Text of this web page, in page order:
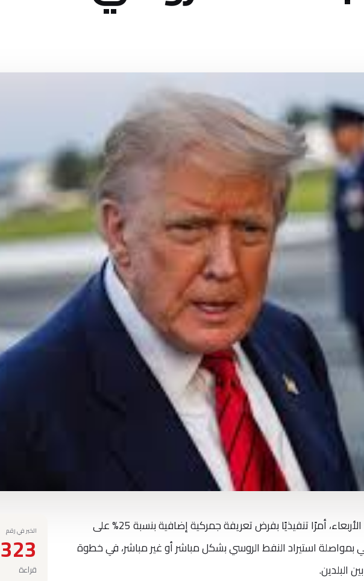
أصدر الرئيس الأمريكي دونالد ترامب، اليوم الأربعاء، أمرًا تنفيذيًا بفرض تعريفة جمركية إضافية بنسبة 25% على
بمواصلة استيراد النفط الروسي بشكل مباشر أو غير مباشر، في خطوة
البلدين.
الخبر في رقم
323
قراءة